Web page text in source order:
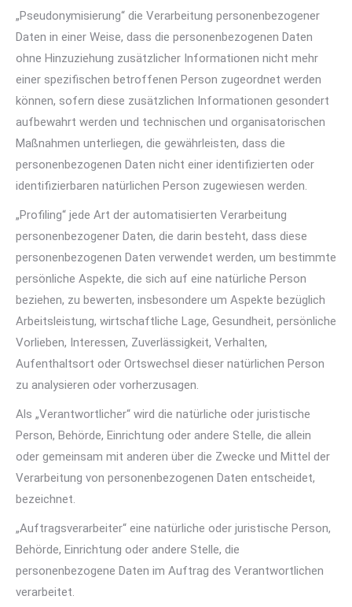
„Pseudonymisierung“ die Verarbeitung personenbezogener
Daten in einer Weise, dass die personenbezogenen Daten
ohne Hinzuziehung zusätzlicher Informationen nicht mehr
einer spezifischen betroffenen Person zugeordnet werden
können, sofern diese zusätzlichen Informationen gesondert
aufbewahrt werden und technischen und organisatorischen
Maßnahmen unterliegen, die gewährleisten, dass die
personenbezogenen Daten nicht einer identifizierten oder
identifizierbaren natürlichen Person zugewiesen werden.
„Profiling“ jede Art der automatisierten Verarbeitung
personenbezogener Daten, die darin besteht, dass diese
personenbezogenen Daten verwendet werden, um bestimmte
persönliche Aspekte, die sich auf eine natürliche Person
beziehen, zu bewerten, insbesondere um Aspekte bezüglich
Arbeitsleistung, wirtschaftliche Lage, Gesundheit, persönliche
Vorlieben, Interessen, Zuverlässigkeit, Verhalten,
Aufenthaltsort oder Ortswechsel dieser natürlichen Person
zu analysieren oder vorherzusagen.
Als „Verantwortlicher“ wird die natürliche oder juristische
Person, Behörde, Einrichtung oder andere Stelle, die allein
oder gemeinsam mit anderen über die Zwecke und Mittel der
Verarbeitung von personenbezogenen Daten entscheidet,
bezeichnet.
„Auftragsverarbeiter“ eine natürliche oder juristische Person,
Behörde, Einrichtung oder andere Stelle, die
personenbezogene Daten im Auftrag des Verantwortlichen
verarbeitet.